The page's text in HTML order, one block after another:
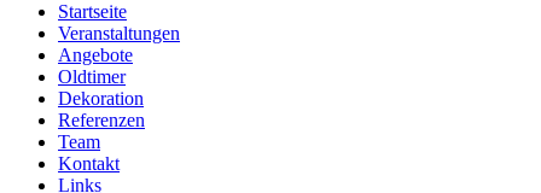
Startseite
Veranstaltungen
Angebote
Oldtimer
Dekoration
Referenzen
Team
Kontakt
Links